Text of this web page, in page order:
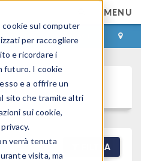
sul computer
per raccogliere
e ricordare i
futuro. I cookie
e a offrire un
sito che tramite altri
sui cookie,
verrà tenuta
visita, ma
MENU
ACCEDI CONTACT
FILTRA